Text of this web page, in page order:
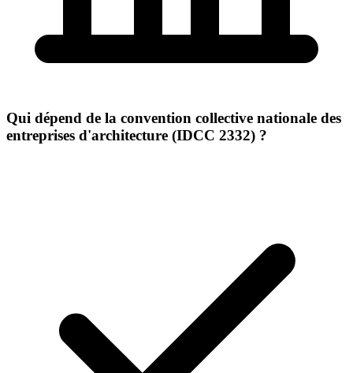
Qui dépend de la convention collective nationale des
entreprises d'architecture (IDCC 2332) ?